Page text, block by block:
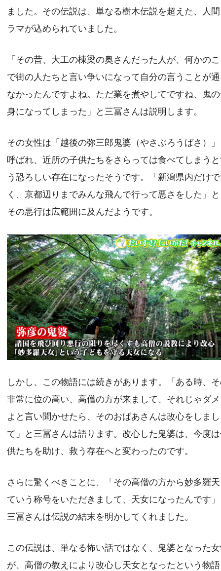
ました。その伝説は、単なる樹木伝説を超えた、人
ラマが込められていました。
「その昔、大工の棟梁の奥さんだった人が、何かの
で街の人たちと言い争いになって自分の言うことが
なかったんですよね。ただ業を煮やしてですね、鬼
身になってしまった」と三冨さんは説明します。
その女性は「越後の弥三郎鬼婆（やさぶろうばさ）
呼ばれ、近所の子供たちをさらっては食べてしまう
う恐ろしい存在になったそうです。「新潟県内だけ
く、京都辺りまでみんな飛んで行って悪さをした」
その悪行は広範囲に及んだようです。
しかし、この物語には続きがあります。「ある時、
非常に位の高い、高僧の方が来まして、それじゃダ
よと言い聞かせたら、そのおばあさんは改心をしまし
て」と三冨さんは語ります。改心した鬼婆は、今度
供たちを助け、救う存在へと変わったのです。
さらに驚くべきことに、「その高僧の方から妙多羅
ていう称号をいただきまして、天女になったんです
三冨さんは伝説の結末を明かしてくれました。
この伝説は、単なる怖い話ではなく、鬼婆となった
が、高僧の教えにより改心し天女となったという物